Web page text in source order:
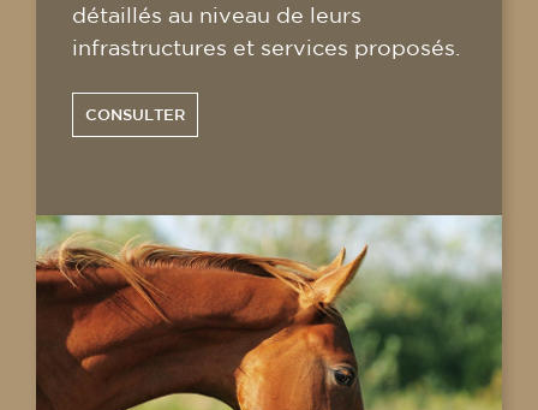
détaillés au niveau de leurs
infrastructures et services proposés.
CONSULTER